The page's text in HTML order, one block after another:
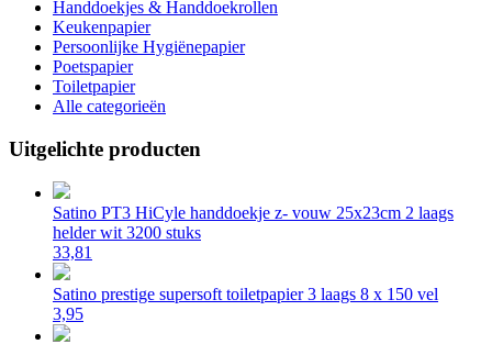
Handdoekjes & Handdoekrollen
Keukenpapier
Persoonlijke Hygiënepapier
Poetspapier
Toiletpapier
Alle categorieën
Uitgelichte producten
Satino PT3 HiCyle handdoekje z- vouw 25x23cm 2 laags
helder wit 3200 stuks
33,81
Satino prestige supersoft toiletpapier 3 laags 8 x 150 vel
3,95